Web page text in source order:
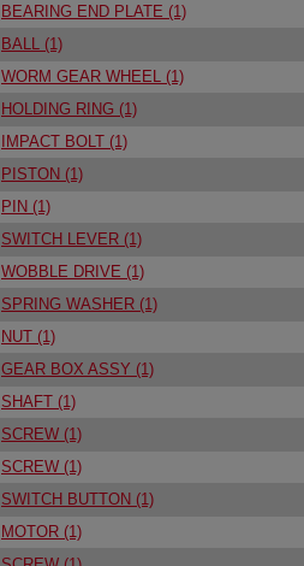
BEARING END PLATE (1)
BALL (1)
WORM GEAR WHEEL (1)
HOLDING RING (1)
IMPACT BOLT (1)
PISTON (1)
PIN (1)
SWITCH LEVER (1)
WOBBLE DRIVE (1)
SPRING WASHER (1)
NUT (1)
GEAR BOX ASSY (1)
SHAFT (1)
SCREW (1)
SCREW (1)
SWITCH BUTTON (1)
MOTOR (1)